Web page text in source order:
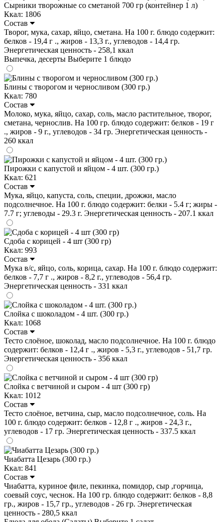
Сырники творожные со сметаной 700 гр (контейнер 1 л)
Ккал: 1806
Состав
Творог, мука, сахар, яйцо, сметана. На 100 г. блюдо содержит:
белков - 19,4 г ., жиров - 13,3 г., углеводов - 14,4 гр.
Энергетическая ценность - 258,1 ккал
Выпечка, десерты Выберите 1 блюдо
Блины с творогом и черносливом (300 гр.)
Ккал: 780
Состав
Молоко, мука, яйцо, сахар, соль, масло растительное, творог,
сметана, чернослив. На 100 гр. блюдо содержит: белков - 19 г
., жиров - 9 г., углеводов - 34 гр. Энергетическая ценность -
260 ккал
Пирожки с капустой и яйцом - 4 шт. (300 гр.)
Ккал: 621
Состав
Мука, яйцо, капуста, соль, специи, дрожжи, масло
подсолнечное. На 100 г. блюдо содержит: белки - 5.4 г; жиры -
7.7 г; углеводы - 29.3 г. Энергетическая ценность - 207.1 ккал
Сдоба с корицей - 4 шт (300 гр)
Ккал: 993
Состав
Мука в/с, яйцо, соль, корица, сахар. На 100 г. блюдо содержит:
белков - 7,7 г ., жиров - 8,2 г., углеводов - 56,4 гр.
Энергетическая ценность - 331 ккал
Слойка с шоколадом - 4 шт. (300 гр.)
Ккал: 1068
Состав
Тесто слоёное, шоколад, масло подсолнечное. На 100 г. блюдо
содержит: белков - 12,4 г ., жиров - 5,3 г., углеводов - 51,7 гр.
Энергетическая ценность - 356 ккал
Слойка с ветчиной и сыром - 4 шт (300 гр)
Ккал: 1012
Состав
Тесто слоёное, ветчина, сыр, масло подсолнечное, соль. На
100 г. блюдо содержит: белков - 12,8 г ., жиров - 24,3 г.,
углеводов - 17 гр. Энергетическая ценность - 337.5 ккал
Чиабатта Цезарь (300 гр.)
Ккал: 841
Состав
Чиабатта, куриное филе, пекинка, помидор, сыр ,горчица,
соевый соус, чеснок. На 100 гр. блюдо содержит: белков - 8,8
гр., жиров - 15,7 гр., углеводов - 26 гр. Энергетическая
ценность - 280,5 ккал